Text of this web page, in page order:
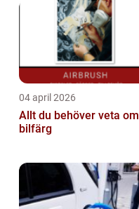
04 april 2026
Allt du behöver veta om
bilfärg